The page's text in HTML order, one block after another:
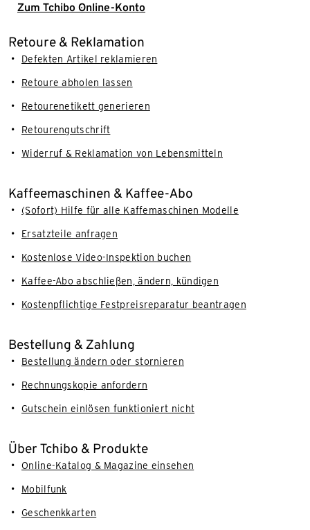
Zum Tchibo Online-Konto
Retoure & Reklamation
Defekten Artikel reklamieren
Retoure abholen lassen
Retourenetikett generieren
Retourengutschrift
Widerruf & Reklamation von Lebensmitteln
Kaffeemaschinen & Kaffee-Abo
(Sofort) Hilfe für alle Kaffemaschinen Modelle
Ersatzteile anfragen
Kostenlose Video-Inspektion buchen
Kaffee-Abo abschließen, ändern, kündigen
Kostenpflichtige Festpreisreparatur beantragen
Bestellung & Zahlung
Bestellung ändern oder stornieren
Rechnungskopie anfordern
Gutschein einlösen funktioniert nicht
Über Tchibo & Produkte
Online-Katalog & Magazine einsehen
Mobilfunk
Geschenkkarten